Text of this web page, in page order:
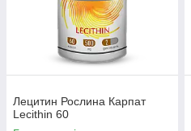
Лецитин Рослина Карпат
Lecithin 60